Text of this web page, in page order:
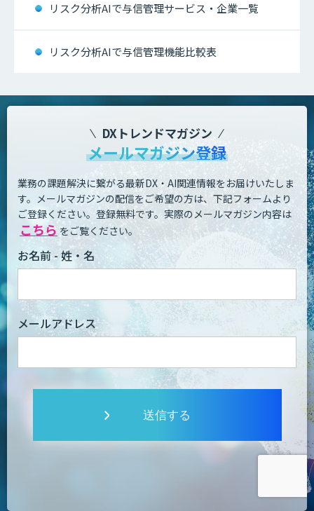
リスク分析AIで与信管理サービス・企業一覧
リスク分析AIで与信管理機能比較表
DXトレンドマガジン
メールマガジン登録
業務の課題解決に繋がる最新DX・AI関連情報をお届けいたしま
す。 メールマガジンの配信をご希望の方は、下記フォームより
ご登録ください。登録無料です。 実際のメールマガジン内容は
こちら をご覧ください。
お名前 - 姓・名
メールアドレス
送信する